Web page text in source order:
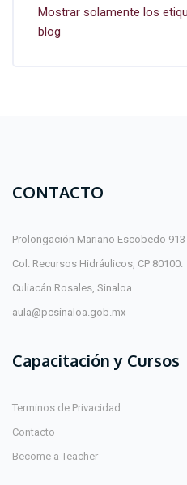
Mostrar solamente los
blog
CONTACTO
Prolongación Mariano Escobedo 913
Col. Recursos Hidráulicos, CP 80100.
Culiacán Rosales, Sinaloa
aula@pcsinaloa.gob.mx
Capacitación y Cursos
Terminos de Privacidad
Contacto
Become a Teacher